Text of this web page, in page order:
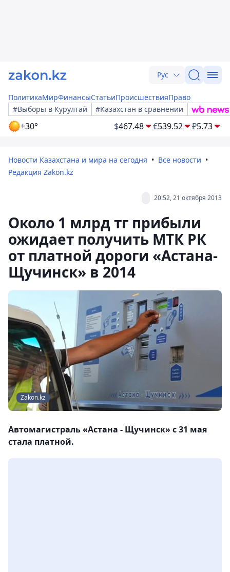
Рус
ПолитикаМирФинансыСтатьиПроисшествияПраво
#Выборы в Курултай
#Казахстан в сравнении
+30° $467.48 €539.52 ₽5.73
Новости Казахстана и мира на сегодня
Все новости
Редакция Zakon.kz
20:52, 21 октября 2013
Около 1 млрд тг прибыли
ожидает получить МТК РК
от платной дороги «Астана-
Щучинск» в 2014
Zakon.kz
Автомагистраль «Астана - Щучинск» с 31 мая
стала платной.